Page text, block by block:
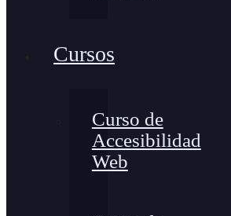
Cursos
Curso de
Accesibilidad
Web